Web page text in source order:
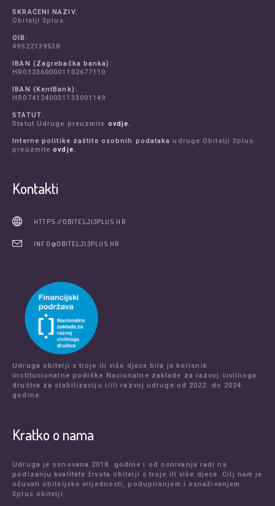
SKRAĆENI NAZIV:
Obitelji 3plus
OIB:
49522139538
IBAN (Zagrebačka banka):
HR0323600001102677110
IBAN (KentBank):
HR0741240031133001149
STATUT:
Statut Udruge preuzmite ovdje.
Interne politike zaštite osobnih podataka udruge Obitelji 3plus
preuzmiteovdje.
Kontakti
HTTPS://OBITELJI3PLUS.HR
INFO@OBITELJI3PLUS.HR
Udruga obitelji s troje ili više djece bila je korisnik
institucionalne podrške Nacionalne zaklade za razvoj civilnoga
društva za stabilizaciju i/ili razvoj udruge od 2022. do 2024.
godine.
Kratko o nama
Udruga je osnovana 2018. godine i od osnivanja radi na
podizanju kvalitete života obitelji s troje ili više djece. Cilj nam je
očuvati obiteljske vrijednosti, podupiranjem i osnaživanjem
3plus obitelji.